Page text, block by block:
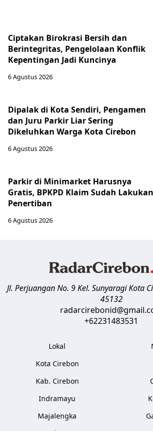
Ciptakan Birokrasi Bersih dan
Berintegritas, Pengelolaan Konflik
Kepentingan Jadi Kuncinya
6 Agustus 2026
Dipalak di Kota Sendiri, Pengamen
dan Juru Parkir Liar Sering
Dikeluhkan Warga Kota Cirebon
6 Agustus 2026
Parkir di Minimarket Harusnya
Gratis, BPKPD Klaim Sudah Lakukan
Penertiban
6 Agustus 2026
Jl. Perjuangan No. 9 Kel. SunyaragiKota
45132
+62231483531
Lokal
Kota Cirebon
Kab. Cirebon
Indramayu
Majalengka